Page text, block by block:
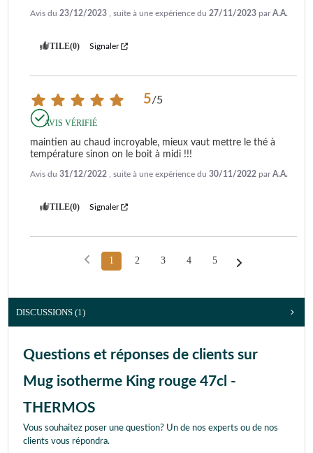
Avis du 23/12/2023 , suite à une expérience du 27/11/2023 parA.A.
UTILE(0) Signaler
5/5
AVIS VÉRIFIÉ
maintien au chaud incroyable, mieux vaut mettre le thé à
température sinon on le boit à midi !!!
Avis du 31/12/2022 , suite à une expérience du 30/11/2022 parA.A.
UTILE(0) Signaler
1 2 3 4 5
DISCUSSIONS (1)
Questions et réponses de clients sur
Mug isotherme King rouge 47cl -
THERMOS
Vous souhaitez poser une question? Un de nos experts ou de nos
clients vous répondra.